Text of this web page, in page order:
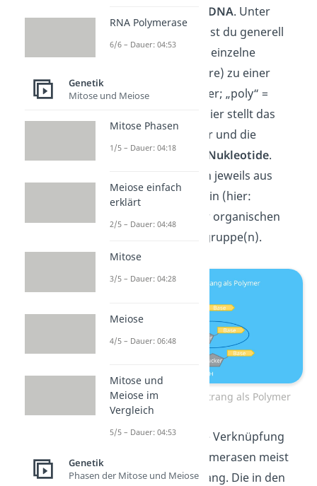
DNA. Unter
Polymerisation kannst du generell
verstehen, dass sich einzelne
Bausteine (Monomere) zu einer
langen Kette (Polymer; „poly“ =
„viele“) verbinden. Hier stellt das
Polymer dieDNA
dar und die
Monomere sind die
Nukleotide.
Nukleotide bestehen jeweils aus
einem Zuckerbaustein (hier:
Desoxyribose), einer organischen
Base und Phosphatgruppe(n).
Aufbau DNA Einzelstrang als Polymer
Als Vorlage für diese Verknüpfung
nutzen die DNA Polymerasen meist
einen DNA Einzelstrang. Die in den
RNA Polymerase
6/6 – Dauer: 04:53
Genetik
Mitose und Meiose
Mitose Phasen
1/5 – Dauer: 04:18
Meiose einfach
erklärt
2/5 – Dauer: 04:48
Mitose
3/5 – Dauer: 04:28
Meiose
4/5 – Dauer: 06:48
Mitose und
Meiose im
Vergleich
5/5 – Dauer: 04:53
Genetik
Phasen der Mitose und Meiose